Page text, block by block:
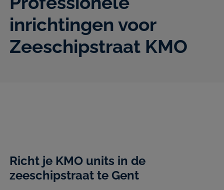
inrichtingen voor
Zeeschipstraat KMO
Richt je KMO units in de
zeeschipstraat te Gent